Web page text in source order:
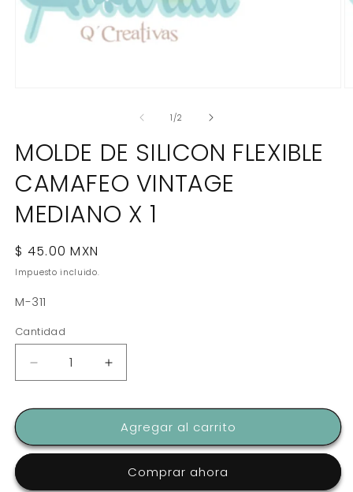
una
ventana
modal
1 /de
2
MOLDE DE SILICON FLEXIBLE
CAMAFEO VINTAGE
MEDIANO X 1
Precio
habitual
$ 45.00 MXN
Impuesto incluido.
SKU:
M-311
Cantidad
Reducir
cantidad
SILICON
Aumentar
cantidad
DE
SILICON
FLEXIBLE
Agregar al carrito
Comprar ahora